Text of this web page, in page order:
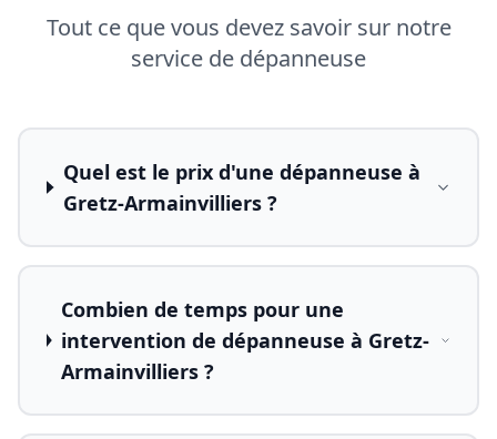
Tout ce que vous devez savoir sur notre
service de dépanneuse
Quel est le prix d'une dépanneuse à
Gretz-Armainvilliers ?
Combien de temps pour une
intervention de dépanneuse à Gretz-
Armainvilliers ?